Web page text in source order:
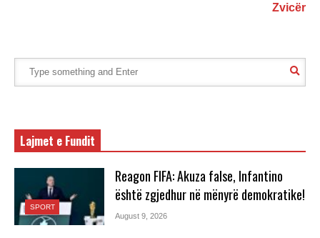
Zvicër
Lajmet e Fundit
SPORT
Reagon FIFA: Akuza false, Infantino
është zgjedhur në mënyrë demokratike!
August 9, 2026